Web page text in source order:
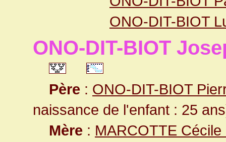
ONO-DIT-BIOT
ONO-DIT-BIOT
Père : ONO-DIT-BIOT
naissance de l'enfant : 25
Mère : MARCOTTE Cécile